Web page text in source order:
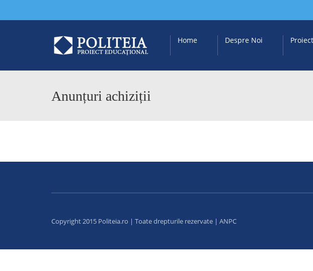
Home Despre Noi
Anunțuri achiziții
Copyright 2015 Politeia.ro | Toate drepturile rezervate | ANPC